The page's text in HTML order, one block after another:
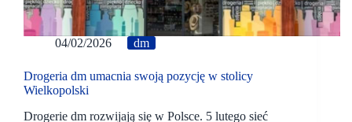
04/02/2026 dm
Drogeria dm umacnia swoją pozycję w stolicy
Wielkopolski
Drogerie dm rozwijają się w Polsce. 5 lutego sieć